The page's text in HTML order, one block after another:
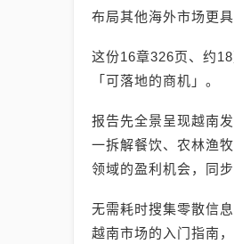
布局其他海外市场更
这份16章326页、约
「可落地的商机」。
报告先全景呈现越南
一拆解餐饮、农林渔
领域的盈利机会，同
无需耗时搜集零散信
越南市场的入门指南